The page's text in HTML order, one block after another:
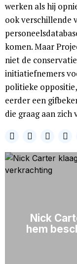
werken als hij
ook verschillende
komen. Maar
niet de
initiatiefnemers
politieke
eerder een
die graag aan zich
Nick
hem